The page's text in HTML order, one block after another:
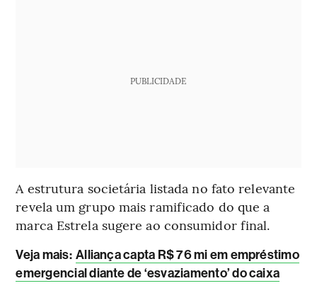
PUBLICIDADE
A estrutura societária listada no fato relevante
revela um grupo mais ramificado do que a
marca Estrela sugere ao consumidor final.
Veja mais: Alliança capta R$ 76 mi em empréstimo
emergencial diante de ‘esvaziamento’ do caixa